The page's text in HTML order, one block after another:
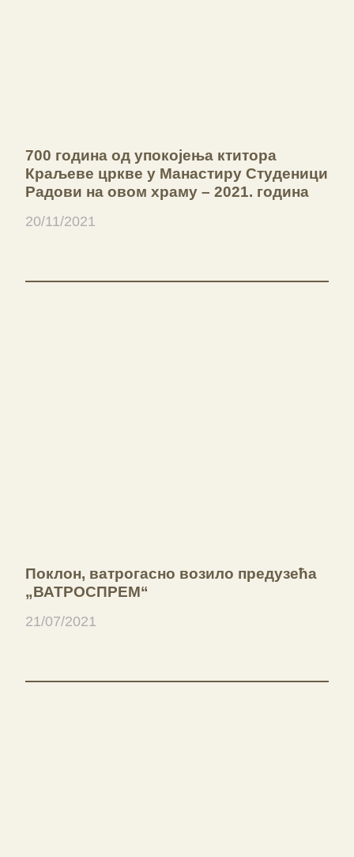
700 година од упокојења ктитора
Краљеве цркве у Манастиру Студеници
Радови на овом храму – 2021. година
20/11/2021
Поклон, ватрогасно возило предузећа
„ВАТРОСПРЕМ“
21/07/2021